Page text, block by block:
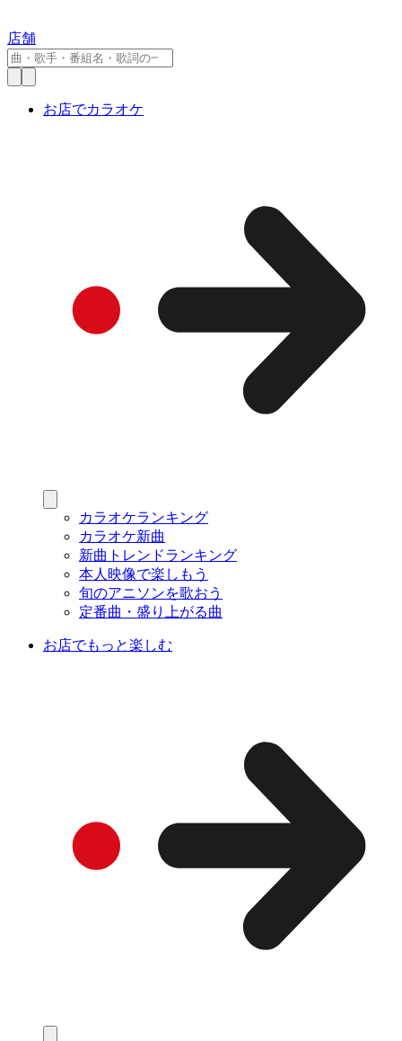
店舗
お店でカラオケ
カラオケランキング
カラオケ新曲
新曲トレンドランキング
本人映像で楽しもう
旬のアニソンを歌おう
定番曲・盛り上がる曲
お店でもっと楽しむ